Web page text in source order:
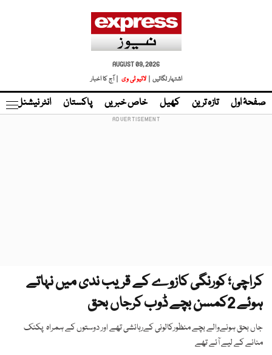
AUGUST 09, 2026
اشتہار لگائیں |
لائیو ٹی وی | آج کا اخبار
صفحۂ اول تازہ ترین کھیل خاص خبریں پاکستان انٹر نیشنل
کراچی؛ کورنگی کازوے کے قریب ندی میں نہاتے
ہوئے 2کمسن بچے ڈوب کرجاں بحق
جاں بحق ہونےوالے بچے منظورکالونی کےرہائشی تھے اور دوستوں کے ہمراہ پکنک
منانے کے لیے آئے تھے